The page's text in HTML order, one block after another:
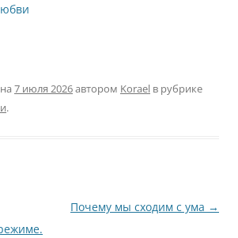
7 июля 2026автором Korael в рубрике
.
Почему мы сходим с ума →